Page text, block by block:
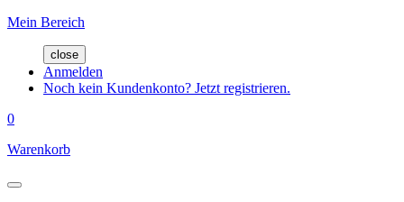
Mein Bereich
close
Anmelden
Noch kein Kundenkonto? Jetzt registrieren.
0
Warenkorb